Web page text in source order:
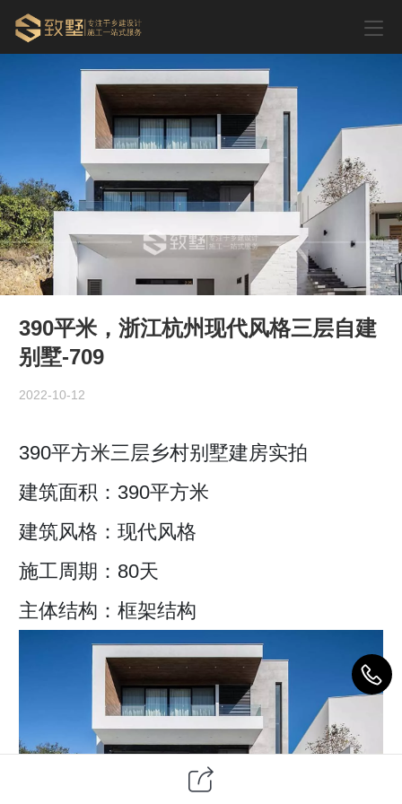
390平米，浙江杭州现代风格三层自建
别墅-709
2022-10-12
390平方米三层乡村别墅建房实拍
建筑面积：390平方米
建筑风格：现代风格
施工周期：80天
主体结构：框架结构